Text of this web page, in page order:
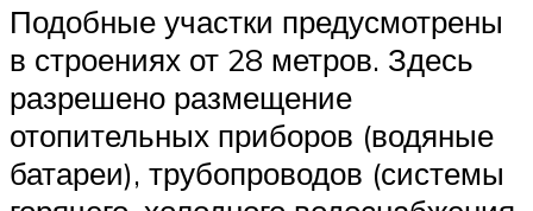
Подобные участки предусмотрены
в строениях от 28 метров. Здесь
разрешено размещение
отопительных приборов (водяные
батареи), трубопроводов (системы